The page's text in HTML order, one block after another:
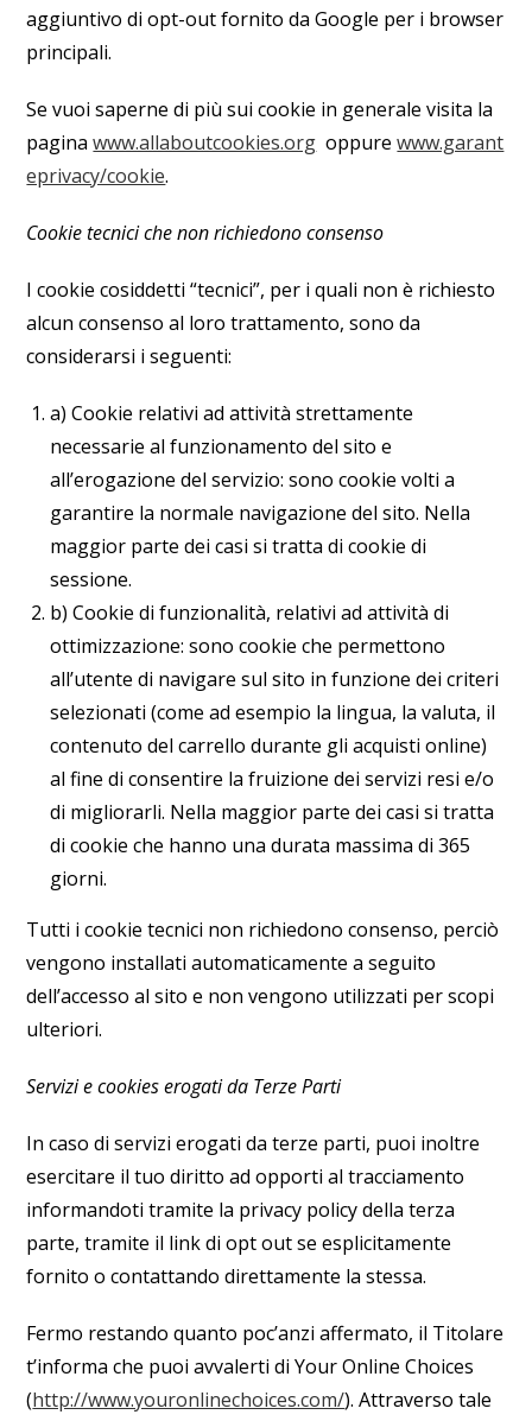
aggiuntivo di opt-out fornito da Google per i browser
principali.
Se vuoi saperne di più sui cookie in generale visita la
paginawww.allaboutcookies.org oppurewww.garant
eprivacy/cookie.
Cookie tecnici che non richiedono consenso
I cookie cosiddetti “tecnici”, per i quali non è richiesto
alcun consenso al loro trattamento, sono da
considerarsi i seguenti:
a) Cookie relativi ad attività strettamente
necessarie al funzionamento del sito e
all’erogazione del servizio: sono cookie volti a
garantire la normale navigazione del sito. Nella
maggior parte dei casi si tratta di cookie di
sessione.
b) Cookie di funzionalità, relativi ad attività di
ottimizzazione: sono cookie che permettono
all’utente di navigare sul sito in funzione dei criteri
selezionati (come ad esempio la lingua, la valuta, il
contenuto del carrello durante gli acquisti online)
al fine di consentire la fruizione dei servizi resi e/o
di migliorarli. Nella maggior parte dei casi si tratta
di cookie che hanno una durata massima di 365
giorni.
Tutti i cookie tecnici non richiedono consenso, perciò
vengono installati automaticamente a seguito
dell’accesso al sito e non vengono utilizzati per scopi
ulteriori.
Servizi e cookies erogati da Terze Parti
In caso di servizi erogati da terze parti, puoi inoltre
esercitare il tuo diritto ad opporti al tracciamento
informandoti tramite la privacy policy della terza
parte, tramite il link di opt out se esplicitamente
fornito o contattando direttamente la stessa.
Fermo restando quanto poc’anzi affermato, il Titolare
t’informa che puoi avvalerti di Your Online Choices
(http://www.youronlinechoices.com/). Attraverso tale